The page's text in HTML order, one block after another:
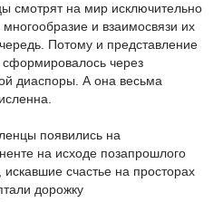
смотрят на мир исключительно
и взаимосвязи их
Потому и представление
через
диаспоры. А она весьма
появились на
на исходе позапрошлого
счастье на просторах
дорожку